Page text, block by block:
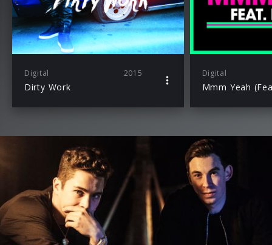
Digital 2015
Dirty Work
Digital
Mmm Yeah